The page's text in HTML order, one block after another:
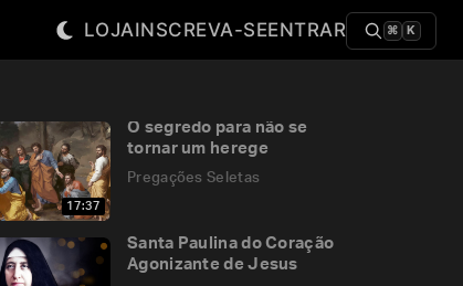
LOJAINSCREVA-SEENTRAR ⌘ K
17:37
O segredo para não se
tornar um herege
Pregações Seletas
Santa Paulina do Coração
Agonizante de Jesus